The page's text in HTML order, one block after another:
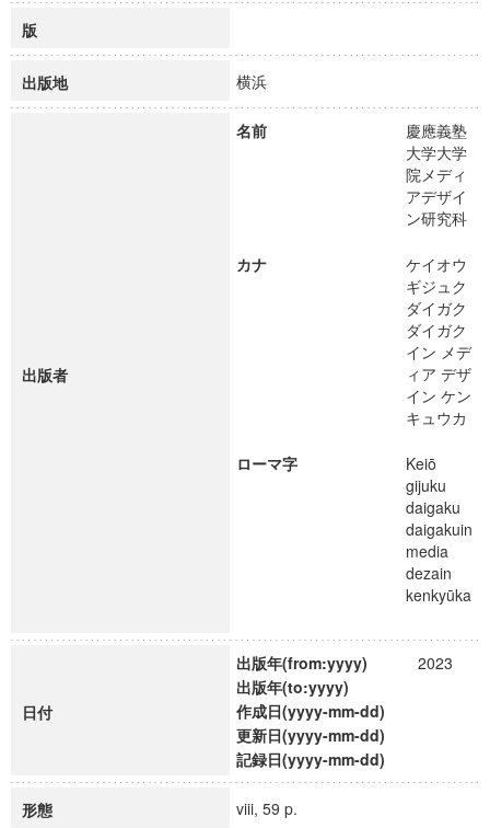
版
出版地 横浜
出版者
名前
慶應義塾
大学大学
院メディ
アデザイ
ン研究科
カナ
ケイオウ
ギジュク
ダイガク
ダイガク
イン メデ
ィア デザ
イン ケン
キュウカ
ローマ字
Keiō
gijuku
daigaku
daigakuin
media
dezain
kenkyūka
日付
出版年(from:yyyy)
2023
出版年(to:yyyy)
作成日(yyyy-mm-dd)
更新日(yyyy-mm-dd)
記録日(yyyy-mm-dd)
形態 viii, 59 p.